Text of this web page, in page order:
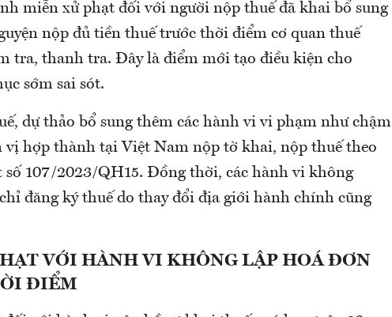
miễn xử phạt đối với người nộp thuế đã khai bổ sung
nộp đủ tiền thuế trước thời điểm cơ quan thuế
tra, thanh tra. Đây là điểm mới tạo điều kiện cho
sớm sai sót.
dự thảo bổ sung thêm các hành vi vi phạm như chậm
hợp thành tại Việt Nam nộp tờ khai, nộp thuế theo
số 107/2023/QH15. Đồng thời, các hành vi không
đăng ký thuế do thay đổi địa giới hành chính cũng
VỚI HÀNH VI KHÔNG LẬP HOÁ ĐƠN
ĐIỂM